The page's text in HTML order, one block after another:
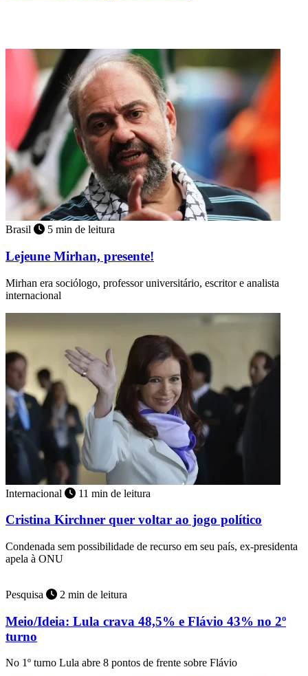
Brasil 5 min de leitura
Lejeune Mirhan, presente!
Mirhan era sociólogo, professor universitário, escritor e analista
internacional
Internacional 11 min de leitura
Cristina Kirchner quer voltar ao jogo político
Condenada sem possibilidade de recurso em seu país, ex-presidenta
apela à ONU
Pesquisa 2 min de leitura
Meio/Ideia: Lula crava 48,5% e Flávio 43% no 2º
turno
No 1º turno Lula abre 8 pontos de frente sobre Flávio